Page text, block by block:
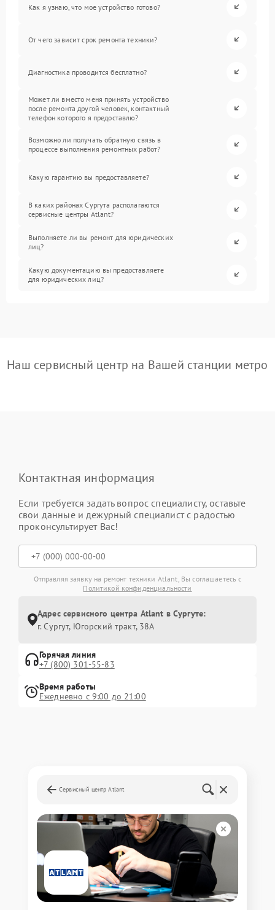
Как я узнаю, что мое устройство готово?
От чего зависит срок ремонта техники?
Диагностика проводится бесплатно?
Может ли вместо меня принять устройство
после ремонта другой человек, контактный
телефон которого я предоставлю?
Возможно ли получать обратную связь в
процессе выполнения ремонтных работ?
Какую гарантию вы предоставляете?
В каких районах Сургута располагаются
сервисные центры Atlant?
Выполняете ли вы ремонт для юридических
лиц?
Какую документацию вы предоставляете
для юридических лиц?
Наш сервисный центр на Вашей станции метро
Контактная информация
Если требуется задать вопрос специалисту, оставьте
свои данные и дежурный специалист с радостью
проконсультирует Вас!
Отправляя заявку на ремонт техники Atlant, Вы соглашаетесь с
Политикой конфиденциальности
Адрес сервисного центра Atlant в Сургуте:
г. Сургут, Югорский тракт, 38А
Горячая линия
+7 (800) 301-55-83
Время работы
Ежедневно с 9:00 до 21:00
Сервисный центр Atlant